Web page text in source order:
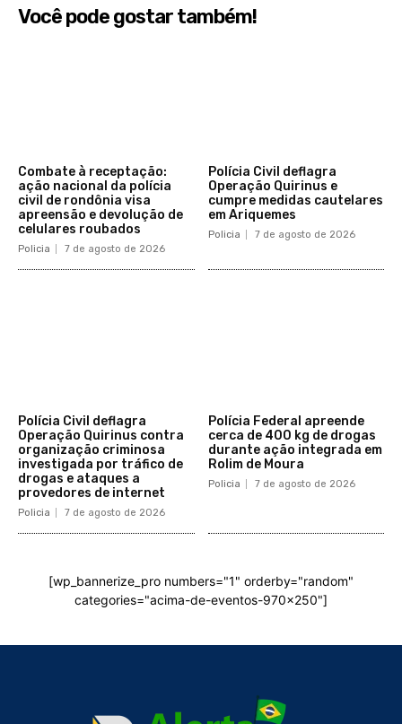
Você pode gostar também!
Combate à receptação:
ação nacional da polícia
civil de rondônia visa
apreensão e devolução de
celulares roubados
Policia 7 de agosto de 2026
Polícia Civil deflagra
Operação Quirinus e
cumpre medidas cautelares
em Ariquemes
Policia 7 de agosto de 2026
Polícia Civil deflagra
Operação Quirinus contra
organização criminosa
investigada por tráfico de
drogas e ataques a
provedores de internet
Policia 7 de agosto de 2026
Polícia Federal apreende
cerca de 400 kg de drogas
durante ação integrada em
Rolim de Moura
Policia 7 de agosto de 2026
[wp_bannerize_pro numbers="1" orderby="random"
categories="acima-de-eventos-970x250"]